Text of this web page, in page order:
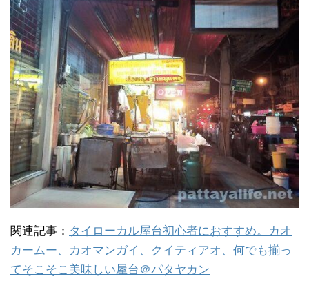
関連記事： タイローカル屋台初心者におすすめ。カオ
カームー、カオマンガイ、クイティアオ、何でも揃っ
てそこそこ美味しい屋台＠パタヤカン